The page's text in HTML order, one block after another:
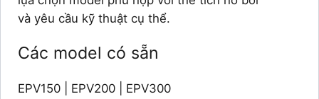
và yêu cầu kỹ thuật cụ thể.
Các model có sẵn
EPV150 | EPV200 | EPV300